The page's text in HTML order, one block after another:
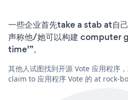
一些企业首先take a stab at自
声称他/她可以构建 computer
time'”。
其他人试图找到开源 Vote 应用程序
claim to 应用程序 Vote 的 at rock-